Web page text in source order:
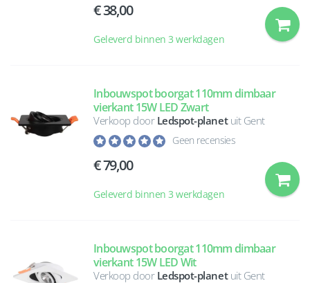
38,00
Geleverd binnen 3 werkdagen
Inbouwspot boorgat 110mm dimbaar
vierkant 15W LED Zwart
Verkoop door Ledspot-planetuit Gent
Geen recensies
79,00
Geleverd binnen 3 werkdagen
Inbouwspot boorgat 110mm dimbaar
vierkant 15W LED Wit
Verkoop door Ledspot-planetuit Gent